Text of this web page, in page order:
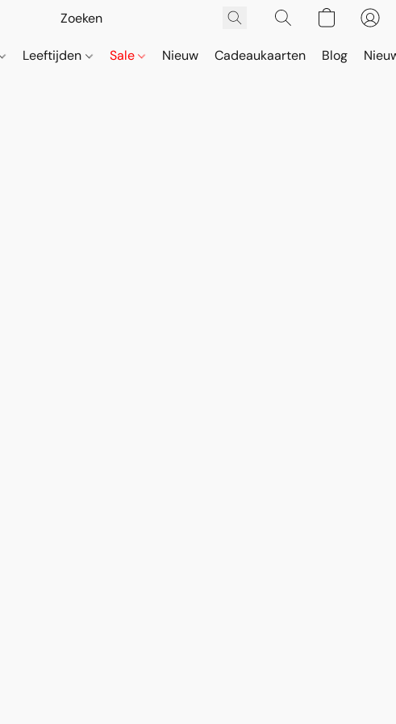
Leeftijden Sale Nieuw Cadeaukaarten Blog